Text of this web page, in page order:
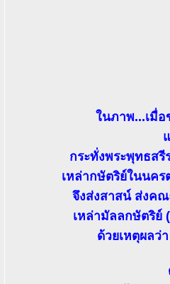
ในภาพ...เมื่
กระทั่งพระพุทธสรี
เหล่ากษัตริย์ในนคร
จึงส่งสาสน์ ส่งค
เหล่ามัลลกษัตริย์
ด้วยเหตุผลว่